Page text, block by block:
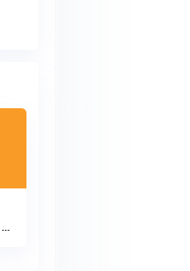
Formation Amélioration des performances de collecte : Rôle et stratégies de communication